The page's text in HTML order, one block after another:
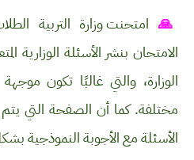
🙏 امتحنت وزارة التربية
الامتحان بنشر الأسئلة الوزارية
الوزارة، والتي غالبًا تكون
مختلفة. كما أن الصفحة التي
الأسئلة مع الأجوبة النموذجية